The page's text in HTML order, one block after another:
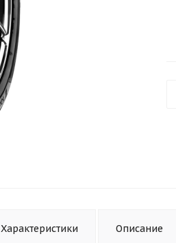
Характеристики Описание